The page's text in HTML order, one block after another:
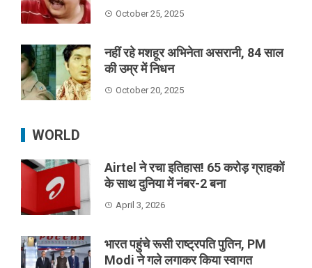
October 25, 2025
नहीं रहे मशहूर अभिनेता असरानी, 84 साल
की उम्र में निधन
October 20, 2025
WORLD
Airtel ने रचा इतिहास! 65 करोड़ ग्राहकों
के साथ दुनिया में नंबर-2 बना
April 3, 2026
भारत पहुंचे रूसी राष्ट्रपति पुतिन, PM
Modi ने गले लगाकर किया स्वागत